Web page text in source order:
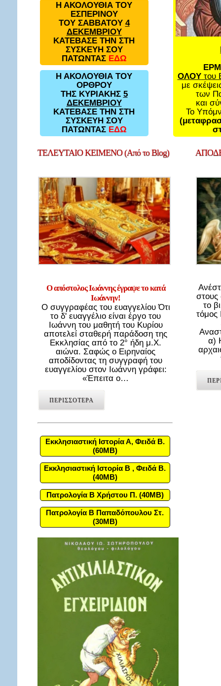
Η ΑΚΟΛΟΥΘΙΑ ΤΟΥ
ΕΣΠΕΡΙΝΟΥ
ΤΟΥ ΣΑΒΒΑΤΟΥ 4
ΔΕΚΕΜΒΡΙΟΥ
ΚΑΤΕΒΑΣΕ ΤΗΝ ΣΤΗ
ΣΥΣΚΕΥΗ ΣΟΥ
ΠΑΤΩΝΤΑΣ ΕΔΩ
Η ΑΚΟΛΟΥΘΙΑ ΤΟΥ
ΟΡΘΡΟΥ
ΤΗΣ ΚΥΡΙΑΚΗΣ 5
ΔΕΚΕΜΒΡΙΟΥ
ΚΑΤΕΒΑΣΕ ΤΗΝ ΣΤΗ
ΣΥΣΚΕΥΗ ΣΟΥ
ΠΑΤΩΝΤΑΣ ΕΔΩ
ΟΛΟΥτου
με
των
και
Το
ΤΕΛΕΥΤΑΙΟΚΕΙΜΕΝΟ (Από το Blog)
Ο απόστολος Ιωάννης έγραψε το κατά
Ιωάννην!
Ο συγγραφέας του ευαγγελίου Ότι
το δ' ευαγγέλιο είναι έργο του
Ιωάννη του μαθητή του Κυρίου
αποτελεί σταθερή παράδοση της
Εκκλησίας από το 2° ήδη μ.Χ.
αιώνα. Σαφώς ο Ειρηναίος
αποδίδοντας τη συγγραφή του
ευαγγελίου στον Ιωάννη γράφει:
«Έπειτα ο…
ΠΕΡΙΣΣΟΤΕΡΑ
Εκκλησιαστική Ιστορία Α, Φειδά Β.
(60MB)
Εκκλησιαστική Ιστορία Β , Φειδά Β.
(40MB)
Πατρολογία Β Χρήστου Π. (40MB)
Πατρολογία Β Παπαδόπουλου Στ.
(30MB)
στους
το
α)